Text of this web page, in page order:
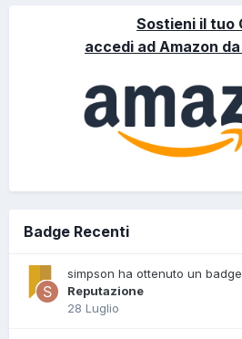
Sostieni il tuo
accedi ad Amazon
Badge Recenti
simpson ha ottenuto un badge
Reputazione
28 Luglio